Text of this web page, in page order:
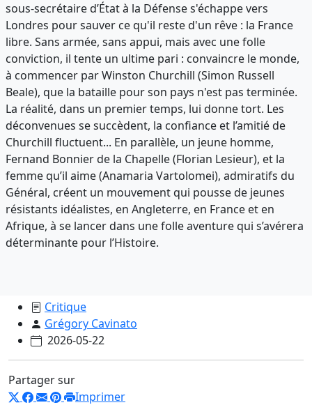
sous-secrétaire d’État à la Défense s'échappe vers
Londres pour sauver ce qu'il reste d'un rêve : la France
libre. Sans armée, sans appui, mais avec une folle
conviction, il tente un ultime pari : convaincre le monde,
à commencer par Winston Churchill (Simon Russell
Beale), que la bataille pour son pays n'est pas terminée.
La réalité, dans un premier temps, lui donne tort. Les
déconvenues se succèdent, la confiance et l’amitié de
Churchill fluctuent... En parallèle, un jeune homme,
Fernand Bonnier de la Chapelle (Florian Lesieur), et la
femme qu’il aime (Anamaria Vartolomei), admiratifs du
Général, créent un mouvement qui pousse de jeunes
résistants idéalistes, en Angleterre, en France et en
Afrique, à se lancer dans une folle aventure qui s’avérera
déterminante pour l’Histoire.
Critique
Grégory Cavinato
2026-05-22
Partager sur
Imprimer